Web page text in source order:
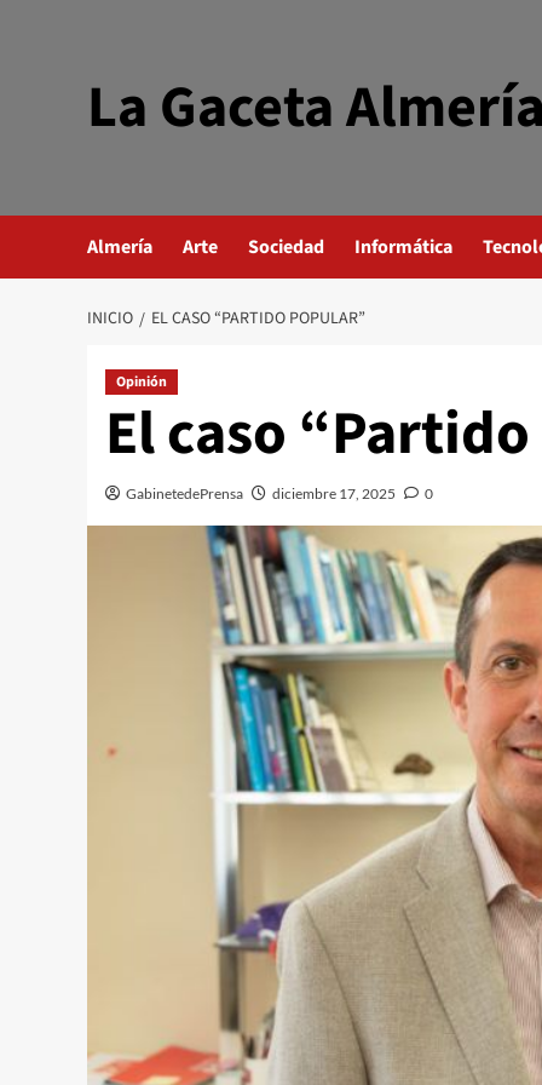
La Gaceta
Almería Arte Sociedad Informática
INICIO EL CASO “PARTIDO POPULAR”
Opinión
El caso
GabinetedePrensa diciembre 17, 2025 0